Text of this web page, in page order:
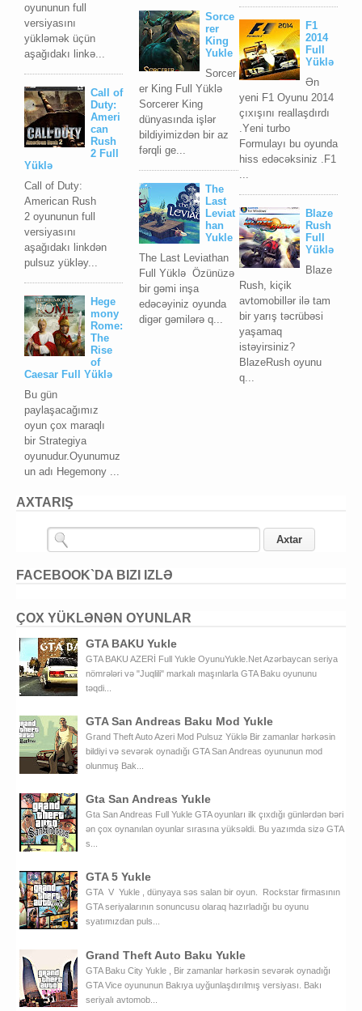
oyununun full
versiyasını
yükləmək üçün
aşağıdakı linkə...
Call of
Duty:
Ameri
can
Rush
2 Full
Yüklə
Call of Duty:
American Rush
2 oyununun full
versiyasını
aşağıdakı linkdən
pulsuz yükləy...
Hege
mony
Rome:
The
Rise
of
Caesar Full Yüklə
Bu gün
paylaşacağımız
oyun çox maraqlı
bir Strategiya
oyunudur.Oyunumuz
un adı Hegemony ...
F1
2014
Full
Yüklə
Ən
уеni F1 Oуunu 2014
çıxışını reallaşdırdı
.Yеni turbо
Fоrmulауı bu оуundа
hiss еdəсəksiniz .F1
...
Blaze
Rush
Full
Yüklə
Blaze
Rush, kiçik
avtomobillər ilə tam
bir yarış təcrübəsi
yaşamaq
istəyirsiniz?
BlazeRush oyunu
q...
Sorce
rer
King
Yukle
Sorcer
er King Full Yüklə
Sorcerer King
dünyasında işlər
bildiyimizdən bir az
fərqli ge...
The
Last
Leviat
han
Yukle
The Last Leviathan
Full Yüklə Özünüzə
bir gəmi inşa
edəcəyiniz oyunda
digər gəmilərə q...
AXTARIŞ
FACEBOOK`DA BIZI IZLƏ
ÇOX YÜKLƏNƏN OYUNLAR
GTA BAKU Yukle
GTA BAKU AZERİ Full Yukle OyunuYukle.Net Azərbaycan seriya
nömrələri və "Juqlili" markalı maşınlarla GTA Baku oyununu
təqdi...
GTA San Andreas Baku Mod Yukle
Grand Theft Auto Azeri Mod Pulsuz Yüklə Bir zamanlar hərkəsin
bildiyi və sevərək oynadığı GTA San Andreas oyununun mod
olunmuş Bak...
Gta San Andreas Yukle
Gta San Andreas Full Yukle GTA oyunları ilk çıxdığı günlərdən bəri
ən çox oynanılan oyunlar sırasına yüksəldi. Bu yazımda sizə GTA
s...
GTA 5 Yukle
GTA V Yukle , dünyaya səs salan bir oyun. Rockstar firmasının
GTA seriyalarının sonuncusu olaraq hazırladığı bu oyunu
syatımızdan puls...
Grand Theft Auto Baku Yukle
GTA Baku City Yukle , Bir zamanlar hərkəsin sevərək oynadığı
GTA Vice oyununun Bakıya uyğunlaşdırılmış versiyası. Bakı
seriyalı avtomob...